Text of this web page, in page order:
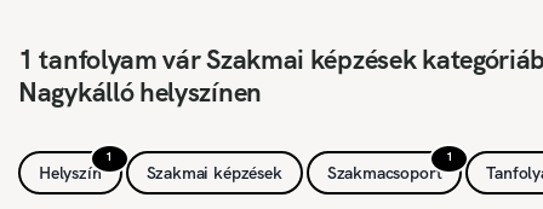
1 tanfolyam vár Szakmai képzések
Nagykálló helyszínen
1
Helyszín Szakmai képzések
1
Szakmacsoport